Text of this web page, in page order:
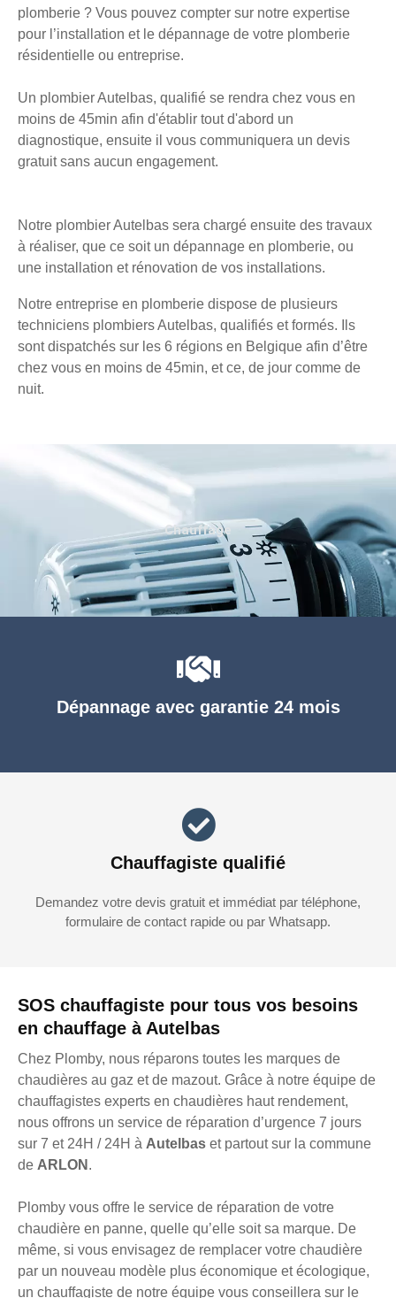
plomberie ? Vous pouvez compter sur notre expertise
pour l’installation et le dépannage de votre plomberie
résidentielle ou entreprise.
Un plombier Autelbas, qualifié se rendra chez vous en
moins de 45min afin d'établir tout d'abord un
diagnostique, ensuite il vous communiquera un devis
gratuit sans aucun engagement.
Notre plombier Autelbas sera chargé ensuite des travaux
à réaliser, que ce soit un dépannage en plomberie, ou
une installation et rénovation de vos installations.
Notre entreprise en plomberie dispose de plusieurs
techniciens plombiers Autelbas, qualifiés et formés. Ils
sont dispatchés sur les 6 régions en Belgique afin d’être
chez vous en moins de 45min, et ce, de jour comme de
nuit.
SOS chauffagiste pour tous vos besoins
en chauffage à Autelbas
Chez Plomby, nous réparons toutes les marques de
chaudières au gaz et de mazout. Grâce à notre équipe de
chauffagistes experts en chaudières haut rendement,
nous offrons un service de réparation d’urgence 7 jours
sur 7 et 24H / 24H à Autelbas et partout sur la commune
de ARLON .
Plomby vous offre le service de réparation de votre
chaudière en panne, quelle qu’elle soit sa marque. De
même, si vous envisagez de remplacer votre chaudière
par un nouveau modèle plus économique et écologique,
un chauffagiste de notre équipe vous conseillera sur le
Dépannage avec garantie 24 mois
Chauffagiste qualifié
Demandez votre devis gratuit et immédiat par téléphone,
formulaire de contact rapide ou par Whatsapp.
Chauffage